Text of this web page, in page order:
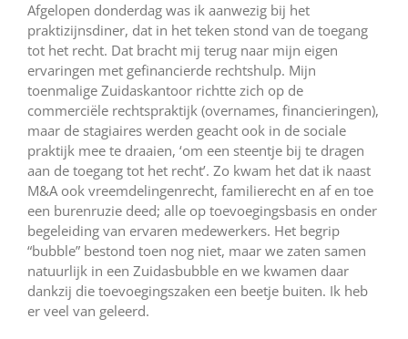
Afgelopen donderdag was ik aanwezig bij het
praktizijnsdiner, dat in het teken stond van de toegang
tot het recht. Dat bracht mij terug naar mijn eigen
ervaringen met gefinancierde rechtshulp. Mijn
toenmalige Zuidaskantoor richtte zich op de
commerciële rechtspraktijk (overnames, financieringen),
maar de stagiaires werden geacht ook in de sociale
praktijk mee te draaien, ‘om een steentje bij te dragen
aan de toegang tot het recht’. Zo kwam het dat ik naast
M&A ook vreemdelingenrecht, familierecht en af en toe
een burenruzie deed; alle op toevoegingsbasis en onder
begeleiding van ervaren medewerkers. Het begrip
“bubble” bestond toen nog niet, maar we zaten samen
natuurlijk in een Zuidasbubble en we kwamen daar
dankzij die toevoegingszaken een beetje buiten. Ik heb
er veel van geleerd.